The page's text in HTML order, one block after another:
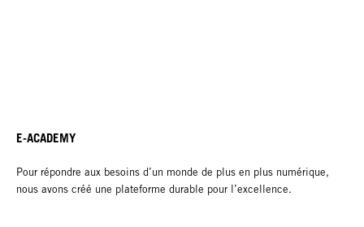
E-ACADEMY
Pour répondre aux besoins d’un monde de plus en plus numérique,
nous avons créé une plateforme durable pour l’excellence.